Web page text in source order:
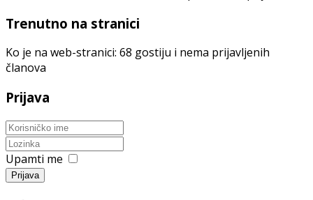
Trenutno na stranici
Ko je na web-stranici: 68 gostiju i nema prijavljenih
članova
Prijava
Upamti me
Prijava